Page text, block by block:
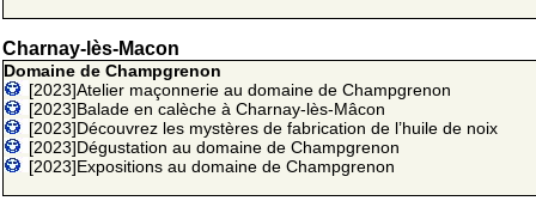
Charnay-lès-Macon
Domaine de Champgrenon
[2023]Atelier maçonnerie au domaine de Champgrenon
[2023]Balade en calèche à Charnay-lès-Mâcon
[2023]Découvrez les mystères de fabrication de l’huile de noix
[2023]Dégustation au domaine de Champgrenon
[2023]Expositions au domaine de Champgrenon